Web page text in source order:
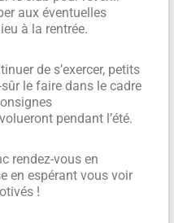
aux éventuelles
à la rentrée.
de s’exercer, petits
le faire dans le cadre
pendant l’été.
rendez-vous en
en espérant vous voir
!